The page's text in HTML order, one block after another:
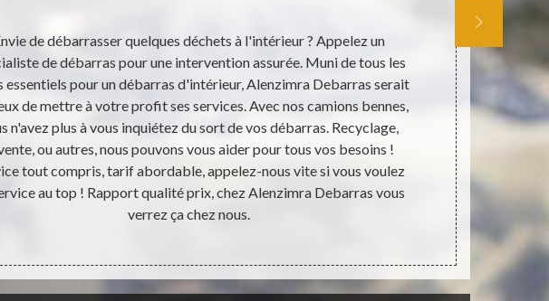
de débarrasser quelques déchets à l'intérieur ? Appelez un
de débarras pour une intervention assurée. Muni de tous les
essentiels pour un débarras d'intérieur, Alenzimra Debarras serait
de mettre à votre profit ses services. Avec nos camions bennes,
n'avez plus à vous inquiétez du sort de vos débarras. Recyclage,
ou autres, nous pouvons vous aider pour tous vos besoins !
tout compris, tarif abordable, appelez-nous vite si vous voulez
au top ! Rapport qualité prix, chez Alenzimra Debarras vous
verrez ça chez nous.
siège à
même
et la cave
personnel
dans cette